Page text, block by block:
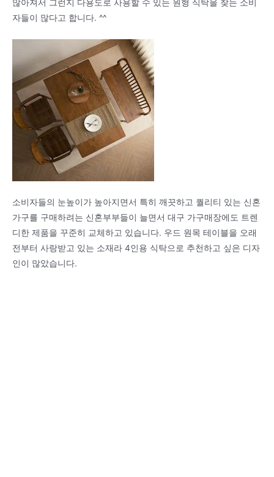
많아져서 그런지 다용도로 사용할 수 있는 원형 식탁을 찾는 소비
자들이 많다고 합니다. ^^
소비자들의 눈높이가 높아지면서 특히 깨끗하고 퀄리티 있는 신혼
가구를 구매하려는 신혼부부들이 늘면서 대구 가구매장에도 트렌
디한 제품을 꾸준히 교체하고 있습니다. 우드 원목 테이블을 오래
전부터 사랑받고 있는 소재라 4인용 식탁으로 추천하고 싶은 디자
인이 많았습니다.